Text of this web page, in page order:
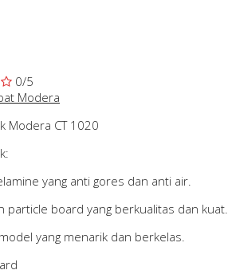
0/5
Modera
Modera CT 1020
yang anti gores dan anti air.
particle board yang berkualitas dan kuat.
yang menarik dan berkelas.